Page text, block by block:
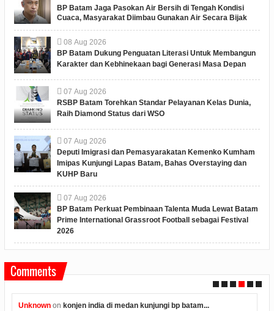
BP Batam Jaga Pasokan Air Bersih di Tengah Kondisi
Cuaca, Masyarakat Diimbau Gunakan Air Secara Bijak
08 Aug 2026
BP Batam Dukung Penguatan Literasi Untuk Membangun
Karakter dan Kebhinekaan bagi Generasi Masa Depan
07 Aug 2026
RSBP Batam Torehkan Standar Pelayanan Kelas Dunia,
Raih Diamond Status dari WSO
07 Aug 2026
Deputi Imigrasi dan Pemasyarakatan Kemenko Kumham
Imipas Kunjungi Lapas Batam, Bahas Overstaying dan
KUHP Baru
07 Aug 2026
BP Batam Perkuat Pembinaan Talenta Muda Lewat Batam
Prime International Grassroot Football sebagai Festival
2026
Comments
batam... Anonymousonpolres karimun memberikan kue